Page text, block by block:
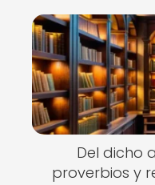
Del dicho
proverbios y